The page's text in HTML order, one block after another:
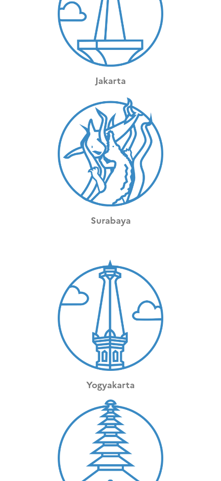
Jakarta
Surabaya
Yogyakarta